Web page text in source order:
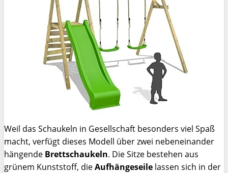
Weil das Schaukeln in Gesellschaft besonders viel Spaß
macht, verfügt dieses Modell über zwei nebeneinander
hängende Brettschaukeln. Die Sitze bestehen aus
grünem Kunststoff, dieAufhängeseile lassen sich in der